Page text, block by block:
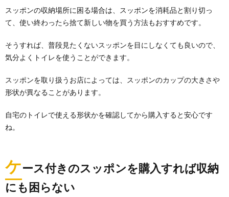
スッポンの収納場所に困る場合は、スッポンを消耗品と割り切っ
て、使い終わったら捨て新しい物を買う方法もおすすめです。
そうすれば、普段見たくないスッポンを目にしなくても良いので、
気分よくトイレを使うことができます。
スッポンを取り扱うお店によっては、スッポンのカップの大きさや
形状が異なることがあります。
自宅のトイレで使える形状かを確認してから購入すると安心です
ね。
ケース付きのスッポンを購入すれば収納
にも困らない